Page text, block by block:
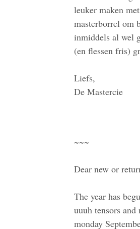
leuker maken
masterborrel om
inmiddels al wel
(en flessen fris)
Liefs,
De Mastercie
~~~
Dear new or
The year has
uuuh tensors
monday